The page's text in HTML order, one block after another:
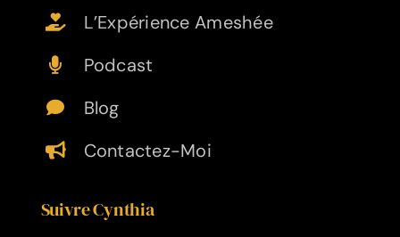
L’Expérience Ameshée
Podcast
Blog
Contactez-Moi
Suivre Cynthia